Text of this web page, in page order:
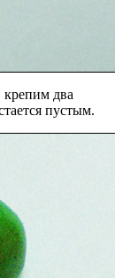
крепим два
пустым.